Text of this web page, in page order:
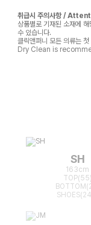
취급시 주의사항 /
상품별로 기재된 소재에
수 있습니다.
클릭앤퍼니 모든 의류는
Dry Clean is
SH
163cm
TOP(55)